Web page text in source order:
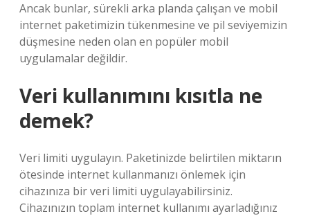
Ancak bunlar, sürekli arka planda çalışan ve mobil
internet paketimizin tükenmesine ve pil seviyemizin
düşmesine neden olan en popüler mobil
uygulamalar değildir.
Veri kullanımını kısıtla ne
demek?
Veri limiti uygulayın. Paketinizde belirtilen miktarın
ötesinde internet kullanmanızı önlemek için
cihazınıza bir veri limiti uygulayabilirsiniz.
Cihazınızın toplam internet kullanımı ayarladığınız